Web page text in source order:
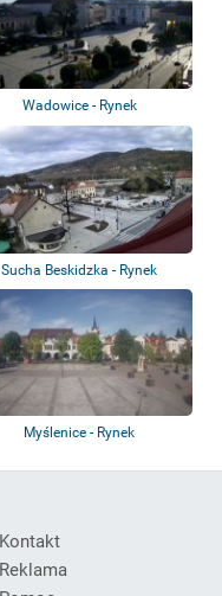
Wadowice - Rynek
Sucha Beskidzka - Rynek
Myślenice - Rynek
Kontakt
Reklama